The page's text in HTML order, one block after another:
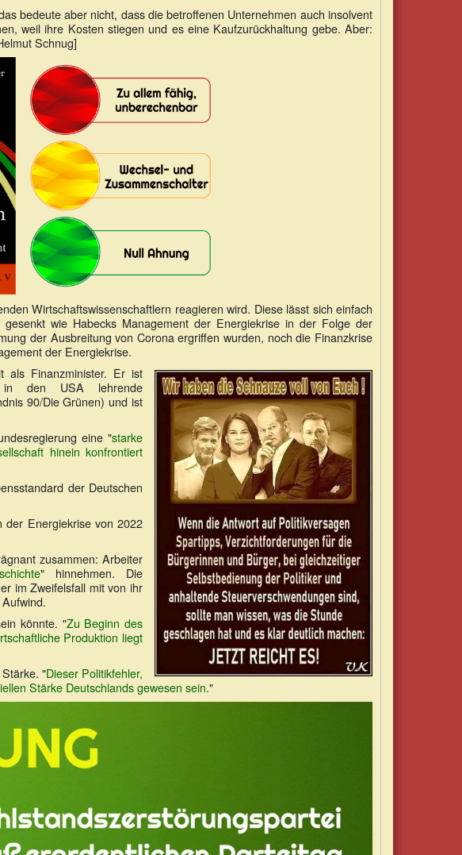
bedeute aber nicht, dass die betroffenen Unternehmen auch insolvent
weil ihre Kosten stiegen und es eine Kaufzurückhaltung gebe. Aber:
Schnug]
Wirtschaftswissenschaftlern reagieren wird. Diese lässt sich einfach
wie Habecks Management der Energiekrise in der Folge der
der Ausbreitung von Corona ergriffen wurden, noch die Finanzkrise
der Energiekrise.
als Finanzminister. Er ist
in den USA lehrende
90/Die Grünen) und ist
eine "starke
hinein konfrontiert
der Deutschen
der Energiekrise von 2022
zusammen: Arbeiter
" hinnehmen. Die
im Zweifelsfall mit von ihr
könnte. "Zu Beginn des
Produktion liegt
"Dieser Politikfehler,
Stärke Deutschlands gewesen sein."